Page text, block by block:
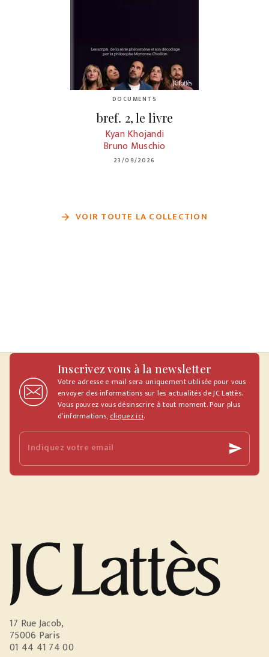
DOCUMENTS
bref. 2, le livre
Kyan Khojandi
Bruno Muschio
23/09/2026
arrow_forward VOIR TOUTE LA COLLECTION
Inscrivez vous à la newsletter
Votre adresse e-mail sera uniquement utilisée pour vous
envoyer des informations sur les actualités de JC Lattès.
Vous pouvez vous désinscrire à tout moment. Pour plus
d’informations, cliquez ici.
Indiquez votre email send
17 Rue Jacob,
75006 Paris
01 44 41 74 00